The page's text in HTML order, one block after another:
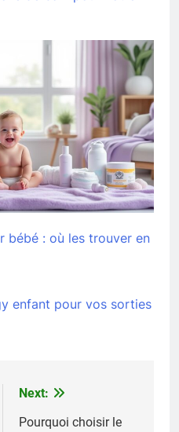
bébé : où les trouver en
enfant pour vos sorties
Next:
Pourquoi choisir le